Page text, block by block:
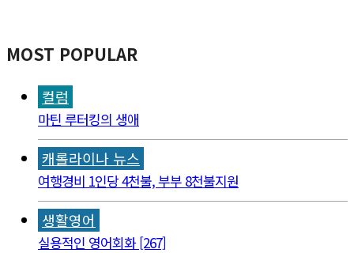
MOST POPULAR
컬럼
마틴 루터킹의 생애
캐롤라이나 뉴스
여행경비 1인당 4천불, 부부 8천불지원
생활영어
실용적인 영어회화 [267]